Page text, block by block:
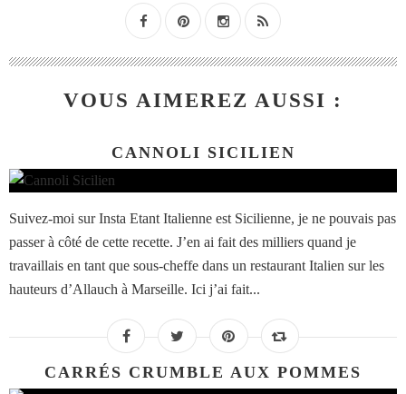
VOUS AIMEREZ AUSSI :
CANNOLI SICILIEN
Suivez-moi sur Insta Etant Italienne est Sicilienne, je ne pouvais pas
passer à côté de cette recette. J’en ai fait des milliers quand je
travaillais en tant que sous-cheffe dans un restaurant Italien sur les
hauteurs d’Allauch à Marseille. Ici j’ai fait...
CARRÉS CRUMBLE AUX POMMES